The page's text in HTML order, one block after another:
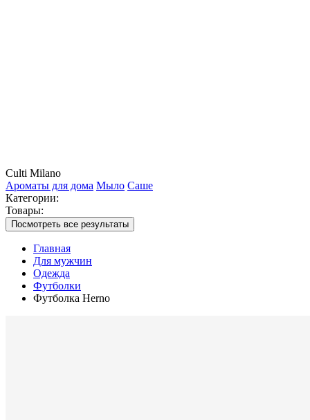
Culti Milano
Ароматы для дома Мыло Саше
Категории:
Товары:
Посмотреть все результаты
Главная
Для мужчин
Одежда
Футболки
Футболка Herno